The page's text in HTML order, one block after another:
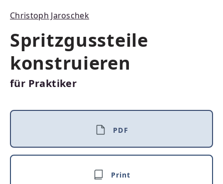
Christoph Jaroschek
Spritzgussteile
konstruieren
für Praktiker
PDF
Print